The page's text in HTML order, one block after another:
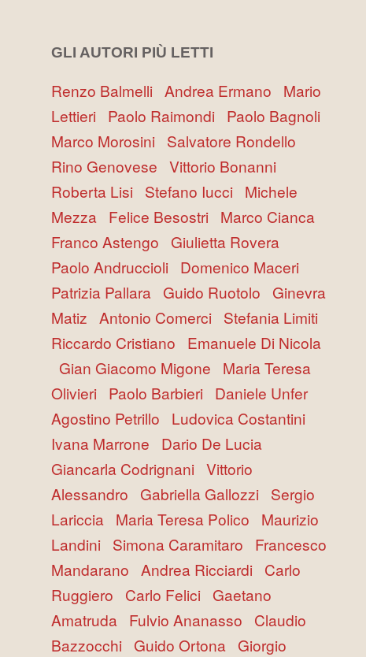
GLI AUTORI PIÙ LETTI
Renzo Balmelli Andrea Ermano
Mario
Lettieri Paolo Raimondi Paolo Bagnoli
Marco Morosini Salvatore Rondello
Rino Genovese Vittorio Bonanni
Roberta Lisi Stefano Iucci Michele
Mezza Felice Besostri Marco Cianca
Franco Astengo
Giulietta Rovera
Paolo Andruccioli Domenico Maceri
Patrizia Pallara Guido Ruotolo
Ginevra
Matiz Antonio Comerci Stefania Limiti
Riccardo Cristiano
Emanuele Di Nicola
Gian Giacomo Migone
Maria Teresa
Olivieri Paolo Barbieri Daniele Unfer
Agostino Petrillo
Ludovica Costantini
Ivana Marrone
Dario De Lucia
Giancarla Codrignani Vittorio
Alessandro
Gabriella Gallozzi Sergio
Lariccia Maria Teresa Polico
Maurizio
Landini Simona Caramitaro
Francesco
Mandarano Andrea Ricciardi Carlo
Ruggiero
Carlo Felici Gaetano
Amatruda Fulvio Ananasso
Claudio
Bazzocchi Guido Ortona Giorgio